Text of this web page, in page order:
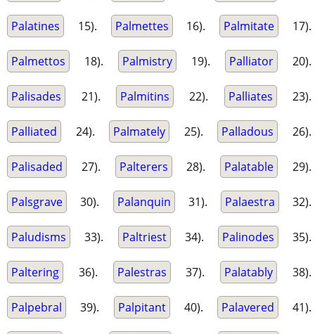
Palatines 15). Palmettes 16). Palmitate 17).
Palmettos 18). Palmistry 19). Palliator 20).
Palisades 21). Palmitins 22). Palliates 23).
Palliated 24). Palmately 25). Palladous 26).
Palisaded 27). Palterers 28). Palatable 29).
Palsgrave 30). Palanquin 31). Palaestra 32).
Paludisms 33). Paltriest 34). Palinodes 35).
Paltering 36). Palestras 37). Palatably 38).
Palpebral 39). Palpitant 40). Palavered 41).